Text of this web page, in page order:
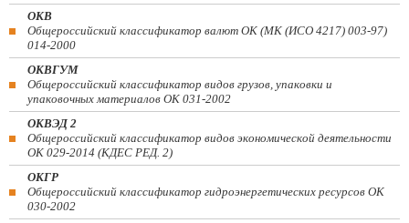
ОКВ
Общероссийский классификатор валют ОК (МК (ИСО 4217) 003-97)
014-2000
ОКВГУМ
Общероссийский классификатор видов грузов, упаковки и
упаковочных материалов ОК 031-2002
ОКВЭД 2
Общероссийский классификатор видов экономической деятельности
ОК 029-2014 (КДЕС РЕД. 2)
ОКГР
Общероссийский классификатор гидроэнергетических ресурсов ОК
030-2002